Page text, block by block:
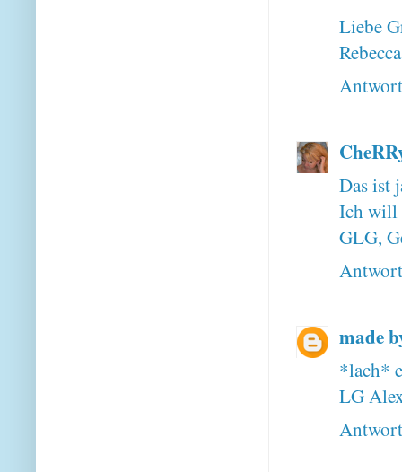
Liebe
Rebecca
Das ist
Ich will
GLG,
made
*lach*
LG